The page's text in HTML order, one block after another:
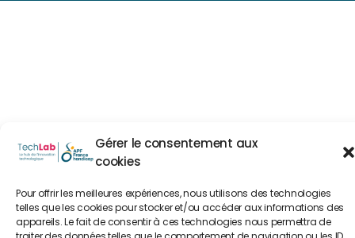
Gérer le consentement aux
cookies
Pour offrir les meilleures expériences, nous utilisons des technologies
telles que les cookies pour stocker et/ou accéder aux informations des
appareils. Le fait de consentir à ces technologies nous permettra de